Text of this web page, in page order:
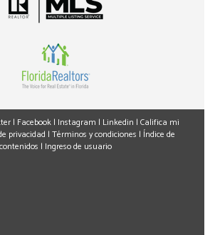
| Facebook| Instagram | Linkedin | Califica mi
privacidad | Términos y condiciones | Índice de
contenidos | Ingreso de usuario